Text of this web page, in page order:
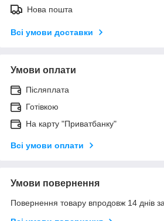
Нова пошта
Всі умови доставки
Умови оплати
Післяплата
Готівкою
На карту "Приватбанку"
Всі умови оплати
Умови повернення
Повернення товару впродовж 14 днів